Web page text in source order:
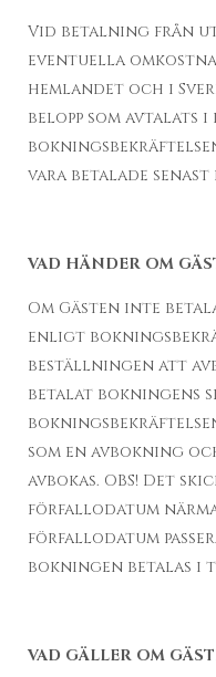
Vid betalning från
eventuella
hemlandet och i
belopp som avtalats i
vara betalade senast
VAD HÄNDER OM
Om Gästen inte
enligt
beställningen att
betalat
som en avbokning
avbokas. OBS! Det
förfallodatum
förfallodatum
bokningen betalas i
VAD GÄLLER OM